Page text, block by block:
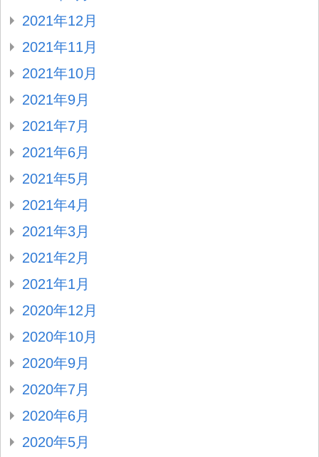
2021年12月
2021年11月
2021年10月
2021年9月
2021年7月
2021年6月
2021年5月
2021年4月
2021年3月
2021年2月
2021年1月
2020年12月
2020年10月
2020年9月
2020年7月
2020年6月
2020年5月